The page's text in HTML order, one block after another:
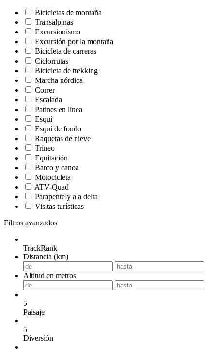
Bicicletas de montaña
Transalpinas
Excursionismo
Excursión por la montaña
Bicicleta de carreras
Ciclorrutas
Bicicleta de trekking
Marcha nórdica
Correr
Escalada
Patines en linea
Esquí
Esquí de fondo
Raquetas de nieve
Trineo
Equitación
Barco y canoa
Motocicleta
ATV-Quad
Parapente y ala delta
Visitas turísticas
Filtros avanzados
TrackRank
Distancia (km)
Altitud en metros
5
Paisaje
5
Diversión